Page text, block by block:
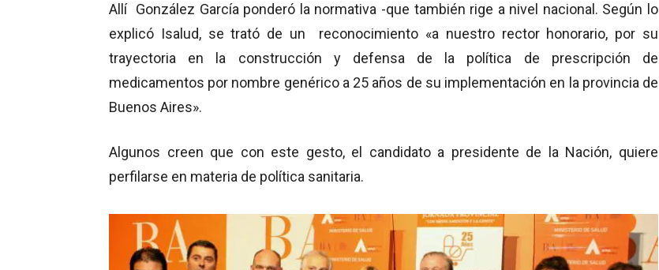
Allí González García ponderó la normativa -que también rige a nivel nacional. Según lo
explicó Isalud, se trató de un reconocimiento «a nuestro rector honorario, por su
trayectoria en la construcción y defensa de la política de prescripción de
medicamentos por nombre genérico a 25 años de su implementación en la provincia de
Buenos Aires».
Algunos creen que con este gesto, el candidato a presidente de la Nación, quiere
perfilarse en materia de política sanitaria.